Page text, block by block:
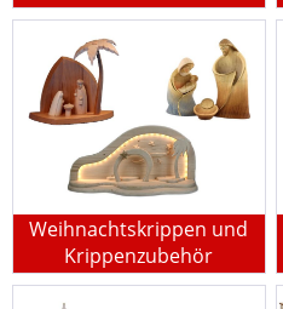
Weihnachtskrippen und
Krippenzubehör